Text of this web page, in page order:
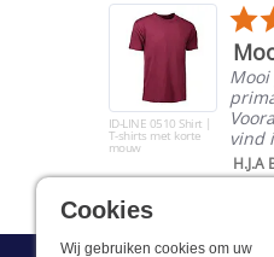
ID-LINE 0510 Shirt |
T-shirts met korte
mouw
vind
H.J.A
Cookies
Wij gebruiken cookies om uw